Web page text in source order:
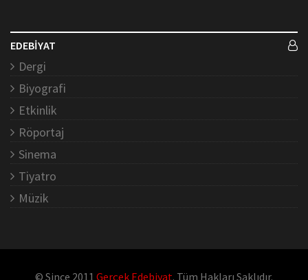
EDEBİYAT
Dergi
Biyografi
Etkinlik
Röportaj
Sinema
Tiyatro
Müzik
© Since 2011 Gerçek Edebiyat. Tüm Hakları Saklıdır.